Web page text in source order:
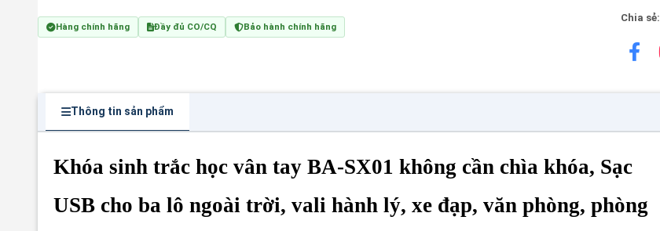
Hàng chính hãng Đầy đủ CO/CQ Bảo hành chính hãng
Chia sẻ:
Thông tin sản phẩm
Khóa sinh trắc học vân tay BA-SX01 không cần chìa khóa, Sạc
USB cho ba lô ngoài trời, vali hành lý, xe đạp, văn phòng, phòng